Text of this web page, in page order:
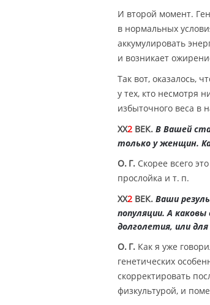
И второй момент.
в нормальных
аккумулировать
и возникает
Так вот, оказалось,
у тех, кто несмотря
избыточного веса в
XX2 ВЕК. В Вашей
только у женщин.
О. Г. Скорее всего
прослойка и т. п.
XX2 ВЕК. Ваши
популяции. А
долголетия, или
О. Г. Как я уже
генетических
скорректировать
физкультурой, и